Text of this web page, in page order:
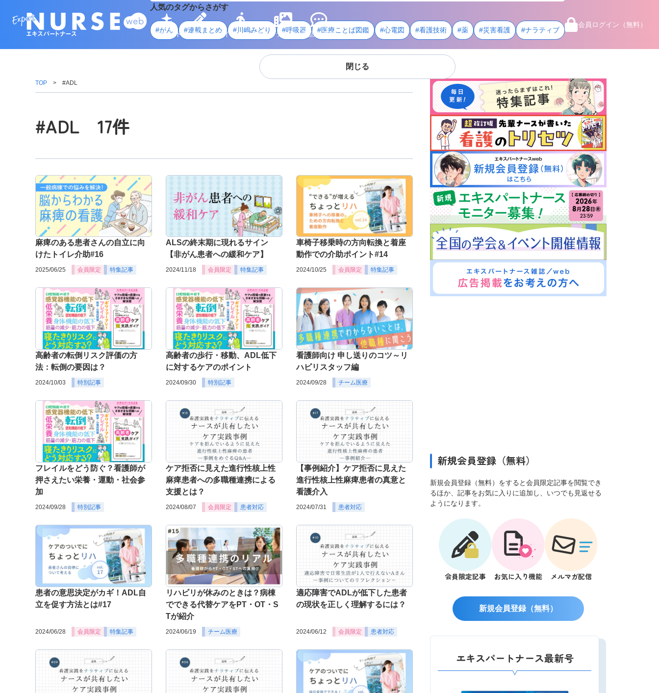
人気のタグからさがす
#がん #連載まとめ #川嶋みどり #呼吸器 #医療ことば図鑑 #心電図 #看護技術 #薬 #災害看護 #ナラティブ
閉じる
会員ログイン（無料）
トレンド
学ぶ ライフスタイル メディア 用語・資料
TOP #ADL
#ADL 17件
麻痺のある患者さんの自立に向
けたトイレ介助#16
2025/06/25 会員限定 特集記事
ALSの終末期に現れるサイン
【非がん患者への緩和ケア】
2024/11/18 会員限定 特集記事
車椅子移乗時の方向転換と着座
動作での介助ポイント#14
2024/10/25 会員限定 特集記事
高齢者の転倒リスク評価の方
法：転倒の要因は？
2024/10/03 特別記事
高齢者の歩行・移動、ADL低下
に対するケアのポイント
2024/09/30 特別記事
看護師向け 申し送りのコツ～リ
ハビリスタッフ編
2024/09/28 チーム医療
フレイルをどう防ぐ？看護師が
押さえたい栄養・運動・社会参
加
2024/09/28 特別記事
ケア拒否に見えた進行性核上性
麻痺患者への多職種連携による
支援とは？
2024/08/07 会員限定 患者対応
【事例紹介】ケア拒否に見えた
進行性核上性麻痺患者の真意と
看護介入
2024/07/31 患者対応
患者の意思決定がカギ！ADL自
立を促す方法とは#17
2024/06/28 会員限定 特集記事
リハビリが休みのときは？病棟
でできる代替ケアをPT・OT・S
Tが紹介
2024/06/19 チーム医療
適応障害でADLが低下した患者
の現状を正しく理解するには？
2024/06/12 会員限定 患者対応
新規会員登録（無料）
新規会員登録（無料）をすると会員限定記事を閲覧でき
るほか、記事をお気に入りに追加し、いつでも見返せる
ようになります。
会員限定記事 お気に入り機能 メルマガ配信
新規会員登録（無料）
エキスパートナース最新号